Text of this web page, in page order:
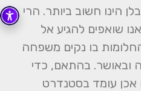
הינו חשוב ביותר. הרי
שואפים להגיע אל
בו נקים משפחה
ובאושר. בהתאם, כדי
אכן עומד בסטנדרט